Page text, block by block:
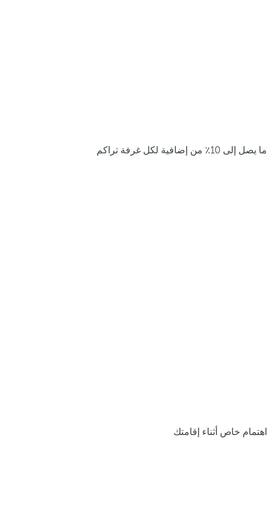
ما يصل إلى 10٪ من إضافية لكل غرفة تراكم
اهتمام خاص أثناء إقامتك